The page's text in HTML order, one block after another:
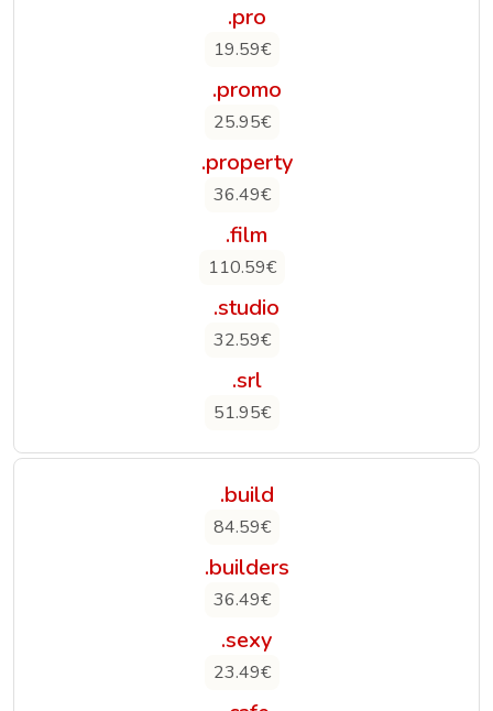
.pro
19.59€
.promo
25.95€
.property
36.49€
.film
110.59€
.studio
32.59€
.srl
51.95€
.build
84.59€
.builders
36.49€
.sexy
23.49€